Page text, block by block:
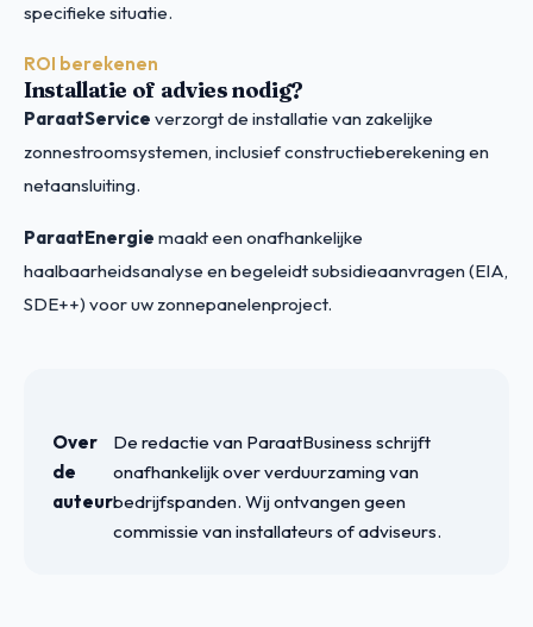
specifieke situatie.
ROI berekenen
Installatie of advies nodig?
ParaatService verzorgt de installatie van zakelijke
zonnestroomsystemen, inclusief constructieberekening en
netaansluiting.
ParaatEnergie maakt een onafhankelijke
haalbaarheidsanalyse en begeleidt subsidieaanvragen (EIA,
SDE++) voor uw zonnepanelenproject.
Over
de
auteur
De redactie van ParaatBusiness schrijft
onafhankelijk over verduurzaming van
bedrijfspanden. Wij ontvangen geen
commissie van installateurs of adviseurs.